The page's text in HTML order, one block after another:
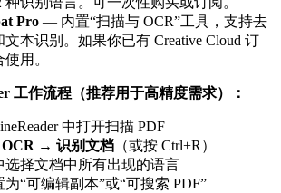
Pro — 内置“扫描与 OCR”工具，支持去
本识别。如果你已有 Creative Cloud 订
用。
工作流程（推荐用于高精度需求）：
中打开扫描 PDF
→ 识别文档 （或按 Ctrl+R）
选择文档中所有出现的语言
“可编辑副本”或“可搜索 PDF”